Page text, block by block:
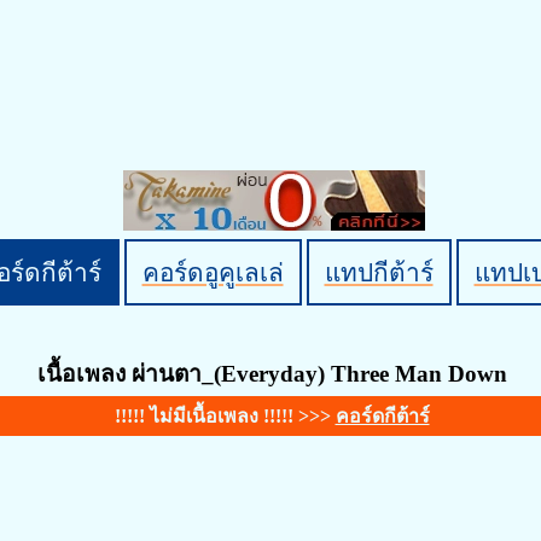
ร์ดกีต้าร์ คอร์ดอูคูเลเล่ แทปกีต้าร์ แทปเ
เนื้อเพลง ผ่านตา_(Everyday) Three Man Down
!!!!! ไม่มีเนื้อเพลง !!!!! >>> คอร์ดกีต้าร์